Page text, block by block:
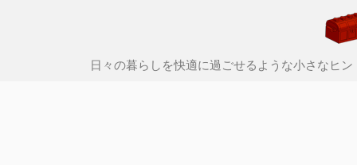
日々の暮らしを快適に過ごせるような小さなヒ